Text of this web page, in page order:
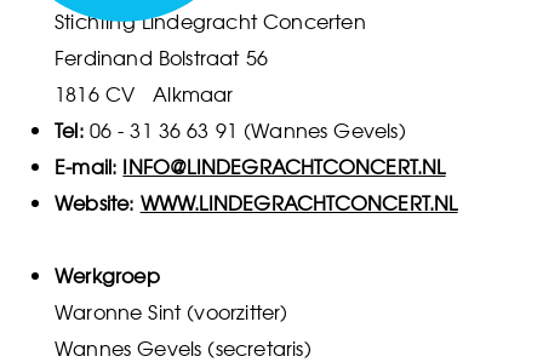
Stichting Lindegracht Concerten
Ferdinand Bolstraat 56
1816 CV Alkmaar
Tel:06 - 31 36 63 91 (Wannes Gevels)
E-mail: INFO@LINDEGRACHTCONCERT.NL
Website: WWW.LINDEGRACHTCONCERT.NL
Werkgroep
Waronne Sint (voorzitter)
Wannes Gevels (secretaris)